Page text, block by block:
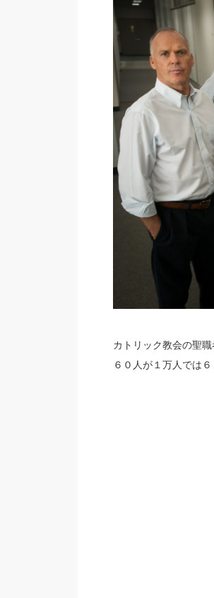
カトリック教会の聖
６０人が１万人では６